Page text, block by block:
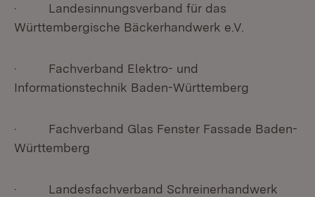
· Landesinnungsverband für das
Württembergische Bäckerhandwerk e.V.
· Fachverband Elektro- und
Informationstechnik Baden-Württemberg
· Fachverband Glas Fenster Fassade Baden-
Württemberg
· Landesfachverband Schreinerhandwerk